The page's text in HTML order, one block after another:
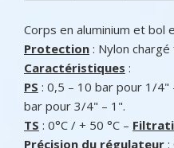
Corps en aluminium et bol
Protection : Nylon
Caractéristiques :
PS : 0,5 – 10 bar pour 1/4"
bar pour 3/4" – 1".
TS : 0°C / + 50 °C –
Précision du régulateur :